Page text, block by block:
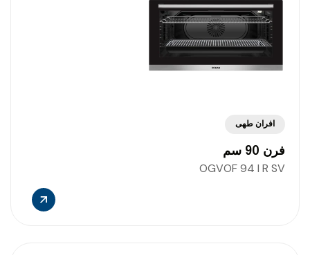
افران طهى
فرن 90 سم
OGVOF 94 I R SV